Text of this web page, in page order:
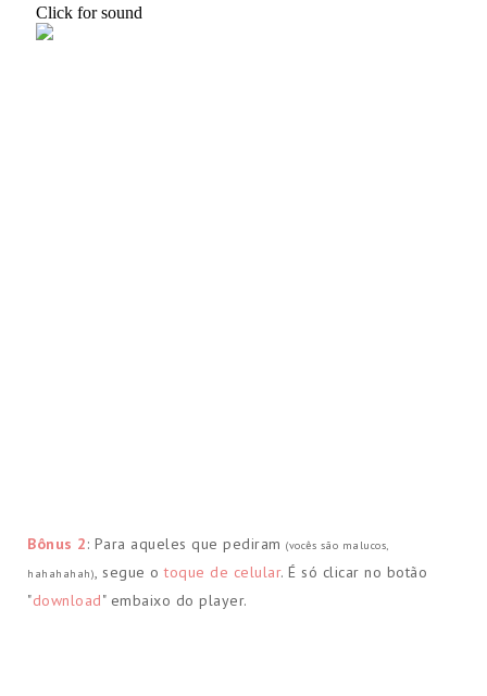
Bônus 2: Para aqueles que pediram (vocês são malucos,
hahahahah), segue otoque de celular. É só clicar no botão
"download" embaixo do player.